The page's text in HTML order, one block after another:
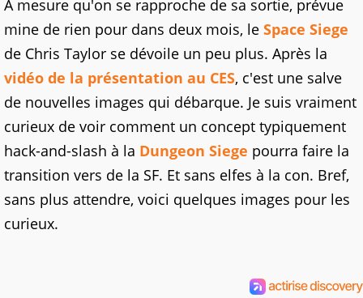
A mesure qu'on se rapproche de sa sortie, prévue
mine de rien pour dans deux mois, le Space Siege
de Chris Taylor se dévoile un peu plus. Après la
vidéo de la présentation au CES, c'est une salve
de nouvelles images qui débarque. Je suis vraiment
curieux de voir comment un concept typiquement
hack-and-slash à la Dungeon Siege pourra faire la
transition vers de la SF. Et sans elfes à la con. Bref,
sans plus attendre, voici quelques images pour les
curieux.